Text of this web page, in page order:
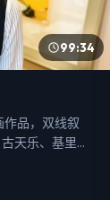
99:34
品，双线叙
天乐、基里安·